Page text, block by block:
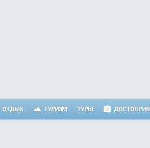
ОТДЫХ ТУРИЗМ ТУРЫ